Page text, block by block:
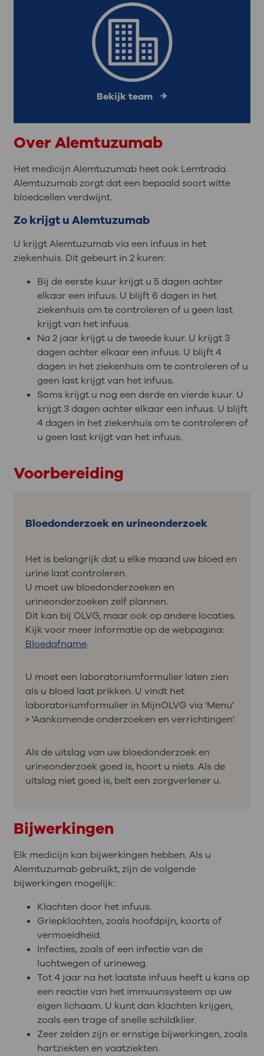
Bekijk team
Over Alemtuzumab
Het medicijn Alemtuzumab heet ook Lemtrada.
Alemtuzumab zorgt dat een bepaald soort witte
bloedcellen verdwijnt.
Zo krijgt u Alemtuzumab
U krijgt Alemtuzumab via een infuus in het
ziekenhuis. Dit gebeurt in 2 kuren:
Bij de eerste kuur krijgt u 5 dagen achter
elkaar een infuus. U blijft 6 dagen in het
ziekenhuis om te controleren of u geen last
krijgt van het infuus.
Na 2 jaar krijgt u de tweede kuur. U krijgt 3
dagen achter elkaar een infuus. U blijft 4
dagen in het ziekenhuis om te controleren of u
geen last krijgt van het infuus.
Soms krijgt u nog een derde en vierde kuur. U
krijgt 3 dagen achter elkaar een infuus. U blijft
4 dagen in het ziekenhuis om te controleren of
u geen last krijgt van het infuus.
Voorbereiding
Bloedonderzoek en urineonderzoek
Het is belangrijk dat u elke maand uw bloed en
urine laat controleren.
U moet uw bloedonderzoeken en
urineonderzoeken zelf plannen.
Dit kan bij OLVG, maar ook op andere locaties.
Kijk voor meer informatie op de webpagina:
Bloedafname.
U moet een laboratoriumformulier laten zien
als u bloed laat prikken. U vindt het
laboratoriumformulier in MijnOLVG via 'Menu'
> 'Aankomende onderzoeken en verrichtingen'.
Als de uitslag van uw bloedonderzoek en
urineonderzoek goed is, hoort u niets. Als de
uitslag niet goed is, belt een zorgverlener u.
Bijwerkingen
Elk medicijn kan bijwerkingen hebben. Als u
Alemtuzumab gebruikt, zijn de volgende
bijwerkingen mogelijk:
Klachten door het infuus.
Griepklachten, zoals hoofdpijn, koorts of
vermoeidheid.
Infecties, zoals of een infectie van de
luchtwegen of urineweg.
Tot 4 jaar na het laatste infuus heeft u kans op
een reactie van het immuunsysteem op uw
eigen lichaam. U kunt dan klachten krijgen,
zoals een trage of snelle schildklier.
Zeer zelden zijn er ernstige bijwerkingen, zoals
hartziekten en vaatziekten.